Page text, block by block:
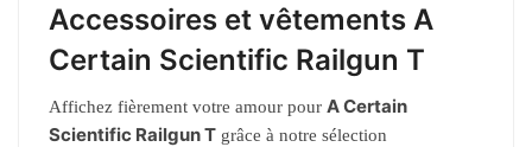
Accessoires et vêtements A
Certain Scientific Railgun T
Affichez fièrement votre amour pour A Certain
Scientific Railgun T grâce à notre sélection